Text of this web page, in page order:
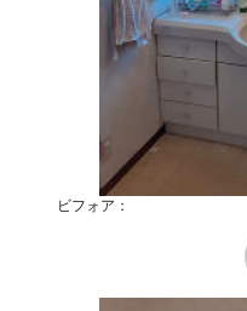
ビフォア：